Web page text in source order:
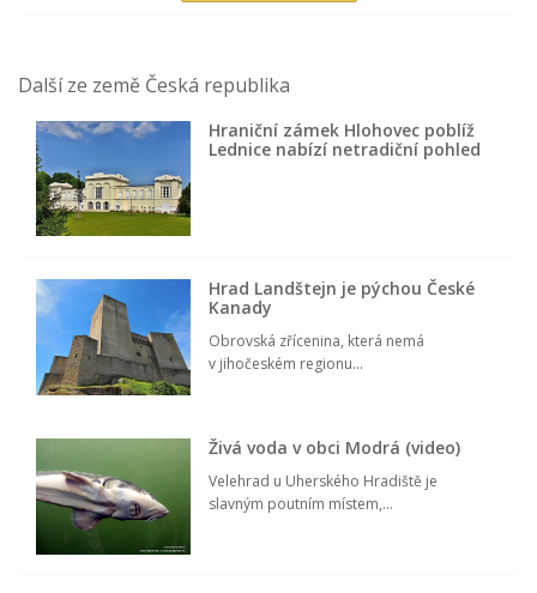
Další ze země Česká republika
Hraniční zámek Hlohovec poblíž
Lednice nabízí netradiční pohled
Hrad Landštejn je pýchou České
Kanady
Obrovská zřícenina, která nemá
v jihočeském regionu...
Živá voda v obci Modrá (video)
Velehrad u Uherského Hradiště je
slavným poutním místem,...